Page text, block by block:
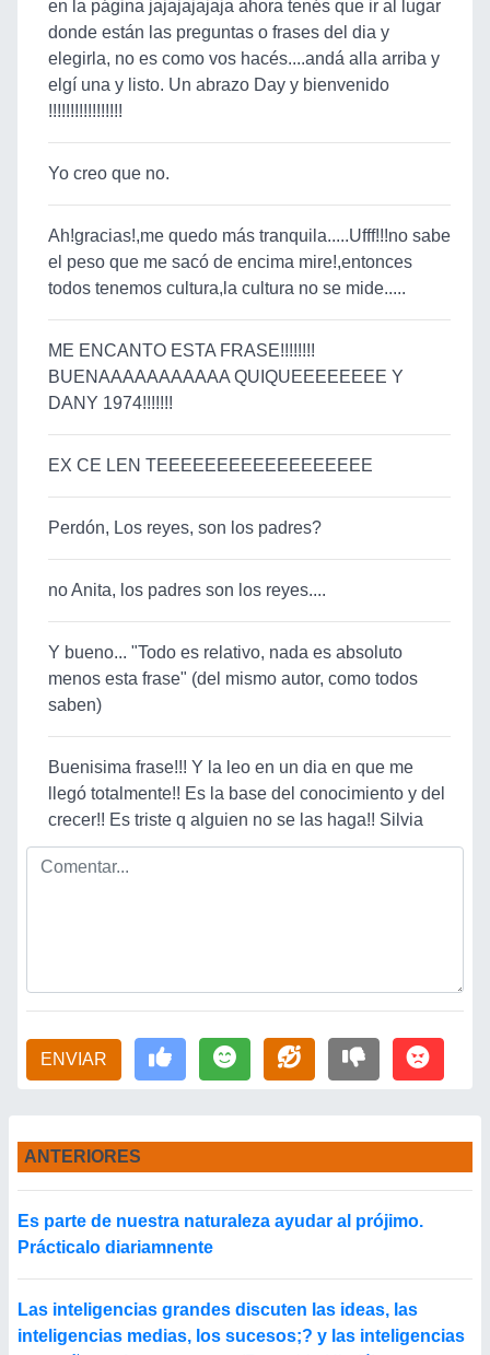
en la página jajajajajaja ahora tenés que ir al lugar
donde están las preguntas o frases del dia y
elegirla, no es como vos hacés....andá alla arriba y
elgí una y listo. Un abrazo Day y bienvenido
!!!!!!!!!!!!!!!!!
Yo creo que no.
Ah!gracias!,me quedo más tranquila.....Ufff!!!no sabe
el peso que me sacó de encima mire!,entonces
todos tenemos cultura,la cultura no se mide.....
ME ENCANTO ESTA FRASE!!!!!!!!
BUENAAAAAAAAAAA QUIQUEEEEEEEE Y
DANY 1974!!!!!!!
EX CE LEN TEEEEEEEEEEEEEEEEEE
Perdón, Los reyes, son los padres?
no Anita, los padres son los reyes....
Y bueno... "Todo es relativo, nada es absoluto
menos esta frase" (del mismo autor, como todos
saben)
Buenisima frase!!! Y la leo en un dia en que me
llegó totalmente!! Es la base del conocimiento y del
crecer!! Es triste q alguien no se las haga!! Silvia
ENVIAR
ANTERIORES
Es parte de nuestra naturaleza ayudar al prójimo.
Prácticalo diariamnente
Las inteligencias grandes discuten las ideas, las
inteligencias medias, los sucesos;? y las inteligencias